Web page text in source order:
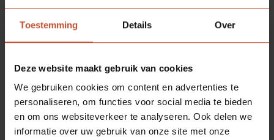
Toestemming Details Over
Deze website maakt gebruik van cookies
We gebruiken cookies om content en advertenties te
personaliseren, om functies voor social media te bieden
en om ons websiteverkeer te analyseren. Ook delen we
informatie over uw gebruik van onze site met onze
De STIP-certificatieregeling wordt uitgegeven door
de Stichting Hout Research (SHR) en heeft als doel
afkomstig te laten zijn uit duurzaam beheerde
bossen. De regeling wordt ondersteund door de
Toetsingscommissie Inkoop Hout (TPAC), die
houtcertificaties beoordeelt aan de duurzame
inkoopcriteria van de Rijksoverheid.